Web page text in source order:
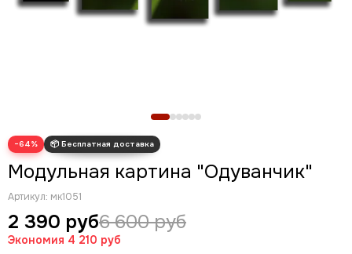
Новогодние картины
−64%
Модульная картина "Одуванчик"
Артикул: мк1051
2 390 руб6 600 руб
Экономия 4 210 руб